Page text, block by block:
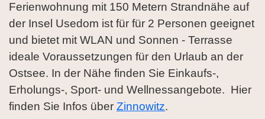
Ferienwohnung mit 150 Metern Strandnähe auf
der Insel Usedom ist für für 2 Personen geeignet
und bietet mit WLAN und Sonnen - Terrasse
ideale Voraussetzungen für den Urlaub an der
Ostsee. In der Nähe finden Sie Einkaufs-,
Erholungs-, Sport- und Wellnessangebote. Hier
finden Sie Infos über Zinnowitz.